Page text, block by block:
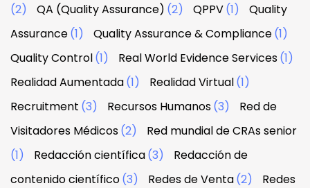
(2) QA (Quality Assurance) (2) QPPV(1)
Quality
Assurance(1) Quality Assurance & Compliance(1)
Quality Control(1) Real World Evidence Services(1)
Realidad Aumentada(1) Realidad Virtual(1)
Recruitment (3) Recursos Humanos(3)
Red de
Visitadores Médicos(2)
Red mundial de CRAs senior
(1)
Redacción científica(3)
Redacción de
contenido científico(3) Redes de Venta(2)
Redes